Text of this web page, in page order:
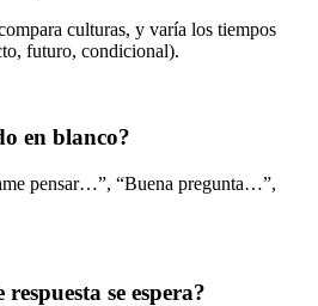
culturas, y varía los tiempos
futuro, condicional).
en blanco?
pensar…”, “Buena pregunta…”,
se espera?